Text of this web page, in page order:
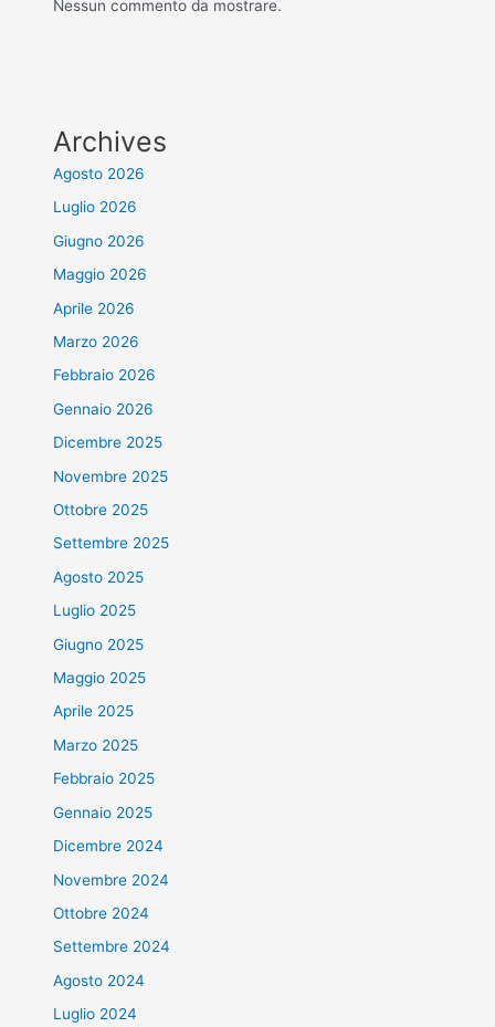
Nessun commento da mostrare.
Archives
Agosto 2026
Luglio 2026
Giugno 2026
Maggio 2026
Aprile 2026
Marzo 2026
Febbraio 2026
Gennaio 2026
Dicembre 2025
Novembre 2025
Ottobre 2025
Settembre 2025
Agosto 2025
Luglio 2025
Giugno 2025
Maggio 2025
Aprile 2025
Marzo 2025
Febbraio 2025
Gennaio 2025
Dicembre 2024
Novembre 2024
Ottobre 2024
Settembre 2024
Agosto 2024
Luglio 2024